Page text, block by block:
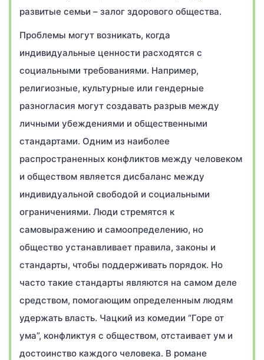
развитые семьи – залог здорового общества.
Проблемы могут возникать, когда
индивидуальные ценности расходятся с
социальными требованиями. Например,
религиозные, культурные или гендерные
разногласия могут создавать разрыв между
личными убеждениями и общественными
стандартами. Одним из наиболее
распространенных конфликтов между человеком
и обществом является дисбаланс между
индивидуальной свободой и социальными
ограничениями. Люди стремятся к
самовыражению и самоопределению, но
общество устанавливает правила, законы и
стандарты, чтобы поддерживать порядок. Но
часто такие стандарты являются на самом деле
средством, помогающим определенным людям
удержать власть. Чацкий из комедии “Горе от
ума”, конфликтуя с обществом, отстаивает ум и
достоинство каждого человека. В романе